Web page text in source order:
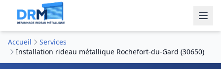
Accueil
Services
Installation rideau métallique Rochefort-du-Gard (30650)